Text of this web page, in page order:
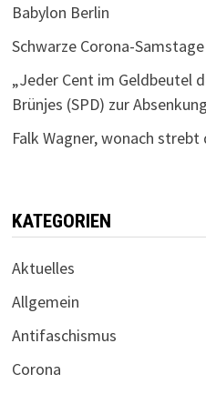
Babylon Berlin
Schwarze Corona-Samstage
„Jeder Cent im Geldbeutel
Brünjes (SPD) zur
Falk Wagner, wonach strebt
KATEGORIEN
Aktuelles
Allgemein
Antifaschismus
Corona